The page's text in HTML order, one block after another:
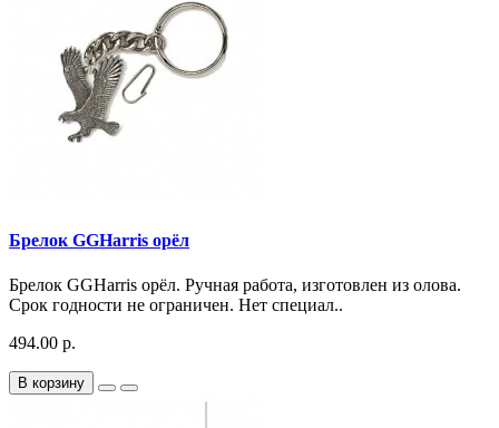
Брелок GGHarris орёл
Брелок GGHarris орёл. Ручная работа, изготовлен из олова.
Срок годности не ограничен. Нет специал..
494.00 р.
В корзину